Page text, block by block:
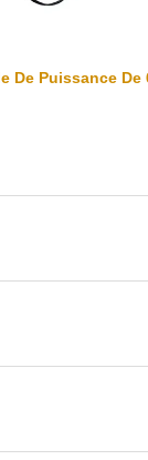
De Puissance